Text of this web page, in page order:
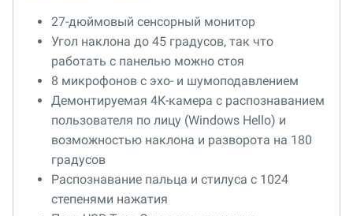
27-дюймовый сенсорный монитор
Угол наклона до 45 градусов, так что
работать с панелью можно стоя
8 микрофонов с эхо- и шумоподавлением
Демонтируемая 4К-камера с распознаванием
пользователя по лицу (Windows Hello) и
возможностью наклона и разворота на 180
градусов
Распознавание пальца и стилуса с 1024
степенями нажатия